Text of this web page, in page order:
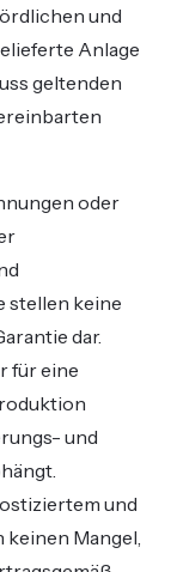
und
Anlage
geltenden
oder
stellen keine
dar.
für eine
und
und
Mangel,